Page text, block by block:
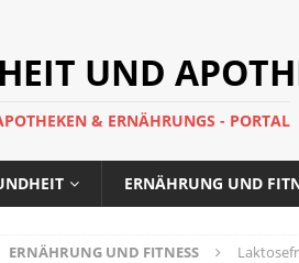
UND
& ERNÄHRUNGS - PORTAL
ERNÄHRUNG UND
ERNÄHRUNG UND FITNESS